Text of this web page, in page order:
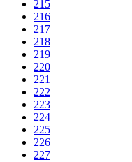
215
216
217
218
219
220
221
222
223
224
225
226
227